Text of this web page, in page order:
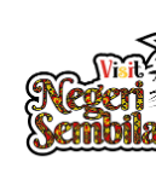
content